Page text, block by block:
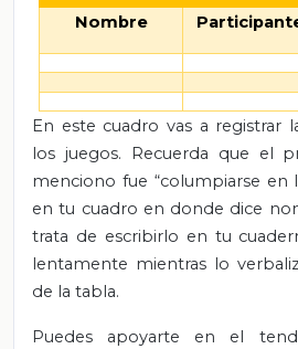
Nombre
En este cuadro vas a registrar
los juegos. Recuerda que el
menciono fue “columpiarse en
en tu cuadro en donde dice
trata de escribirlo en tu
lentamente mientras lo
de la tabla.
Puedes apoyarte en el